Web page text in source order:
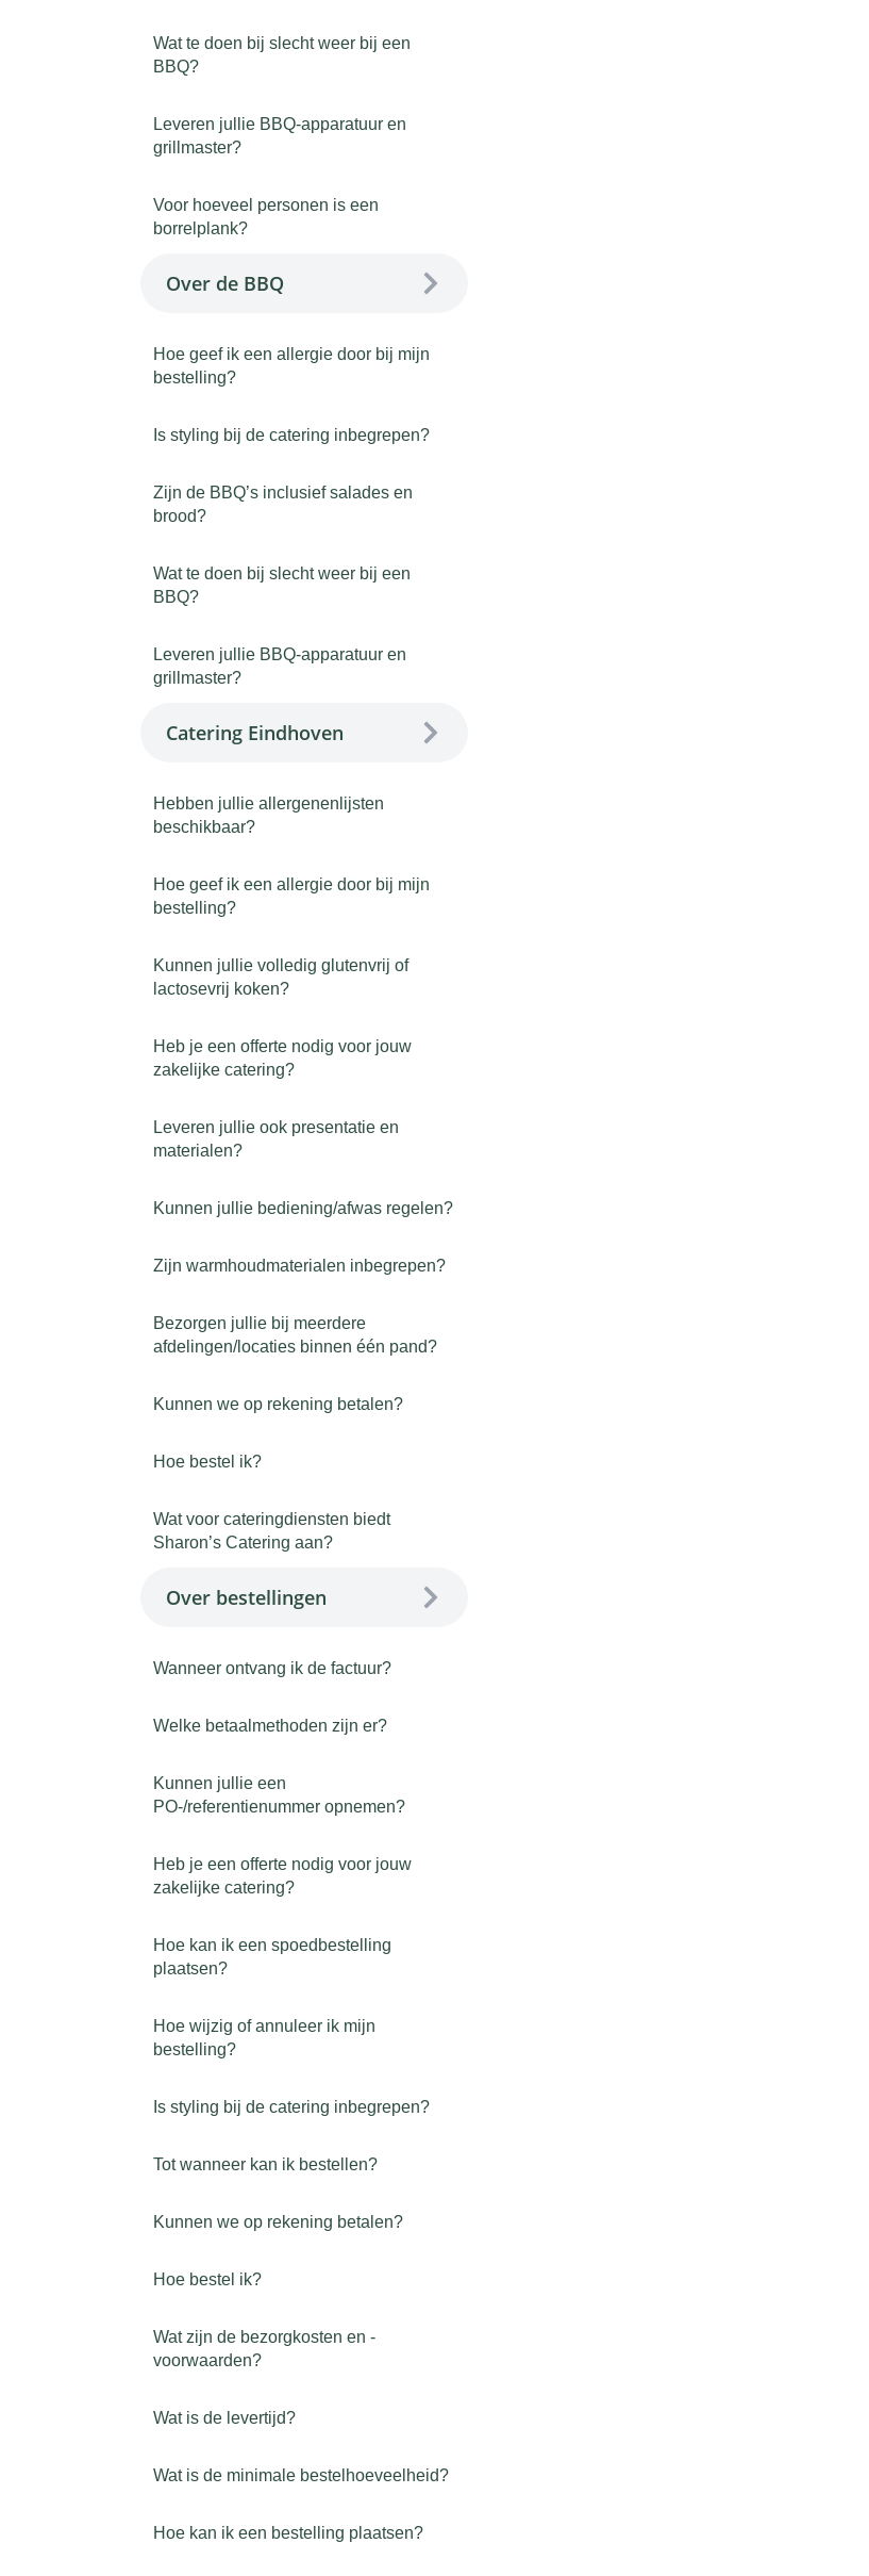
Wat te doen bij slecht weer bij een
BBQ?
Leveren jullie BBQ-apparatuur en
grillmaster?
Voor hoeveel personen is een
borrelplank?
Over de BBQ
Hoe geef ik een allergie door bij mijn
bestelling?
Is styling bij de catering inbegrepen?
Zijn de BBQ’s inclusief salades en
brood?
Wat te doen bij slecht weer bij een
BBQ?
Leveren jullie BBQ-apparatuur en
grillmaster?
Catering Eindhoven
Hebben jullie allergenenlijsten
beschikbaar?
Hoe geef ik een allergie door bij mijn
bestelling?
Kunnen jullie volledig glutenvrij of
lactosevrij koken?
Heb je een offerte nodig voor jouw
zakelijke catering?
Leveren jullie ook presentatie en
materialen?
Kunnen jullie bediening/afwas regelen?
Zijn warmhoudmaterialen inbegrepen?
Bezorgen jullie bij meerdere
afdelingen/locaties binnen één pand?
Kunnen we op rekening betalen?
Hoe bestel ik?
Wat voor cateringdiensten biedt
Sharon’s Catering aan?
Over bestellingen
Wanneer ontvang ik de factuur?
Welke betaalmethoden zijn er?
Kunnen jullie een
PO-/referentienummer opnemen?
Heb je een offerte nodig voor jouw
zakelijke catering?
Hoe kan ik een spoedbestelling
plaatsen?
Hoe wijzig of annuleer ik mijn
bestelling?
Is styling bij de catering inbegrepen?
Tot wanneer kan ik bestellen?
Kunnen we op rekening betalen?
Hoe bestel ik?
Wat zijn de bezorgkosten en -
voorwaarden?
Wat is de levertijd?
Wat is de minimale bestelhoeveelheid?
Hoe kan ik een bestelling plaatsen?